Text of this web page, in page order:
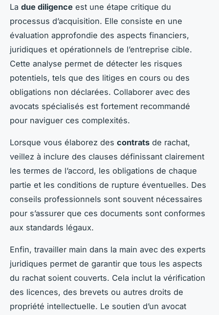
La due diligence est une étape critique du
processus d’acquisition. Elle consiste en une
évaluation approfondie des aspects financiers,
juridiques et opérationnels de l’entreprise cible.
Cette analyse permet de détecter les risques
potentiels, tels que des litiges en cours ou des
obligations non déclarées. Collaborer avec des
avocats spécialisés est fortement recommandé
pour naviguer ces complexités.
Lorsque vous élaborez des contrats de rachat,
veillez à inclure des clauses définissant clairement
les termes de l’accord, les obligations de chaque
partie et les conditions de rupture éventuelles. Des
conseils professionnels sont souvent nécessaires
pour s’assurer que ces documents sont conformes
aux standards légaux.
Enfin, travailler main dans la main avec des experts
juridiques permet de garantir que tous les aspects
du rachat soient couverts. Cela inclut la vérification
des licences, des brevets ou autres droits de
propriété intellectuelle. Le soutien d’un avocat